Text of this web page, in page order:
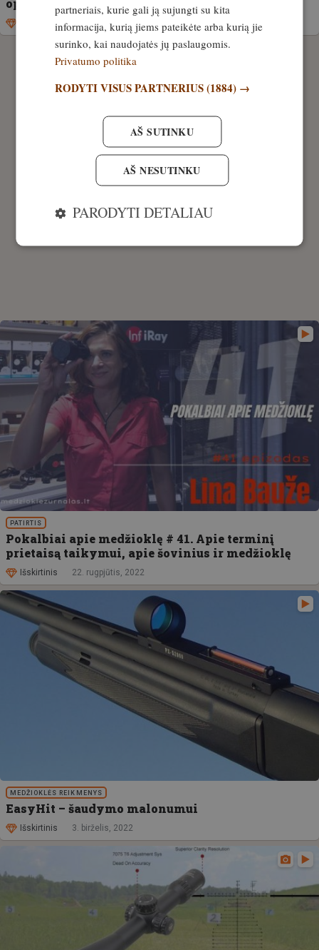
optiniai taikikliai
Išskirtinis 22. rugpjūtis, 2022
PATIRTIS
Pokalbiai apie medžioklę # 41. Apie terminį
prietaisą taikymui, apie šovinius ir medžioklę
Išskirtinis 22. rugpjūtis, 2022
MEDŽIOKLĖS REIKMENYS
EasyHit – šaudymo malonumui
Išskirtinis 3. birželis, 2022
partneriais, kurie gali ją sujungti su kita
informacija, kurią jiems pateikėte arba kurią jie
surinko, kai naudojatės jų paslaugomis.
Privatumo politika
RODYTI VISUS PARTNERIUS(1884) →
AŠ SUTINKU
AŠ NESUTINKU
PARODYTI DETALIAU